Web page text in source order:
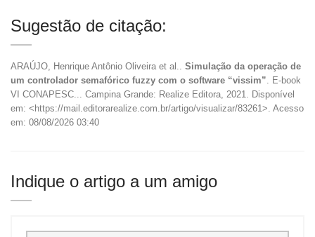
Sugestão de citação:
ARAÚJO, Henrique Antônio Oliveira et al.. Simulação da operação de
um controlador semafórico fuzzy com o software “vissim” . E-book
VI CONAPESC... Campina Grande: Realize Editora, 2021. Disponível
em: <https://mail.editorarealize.com.br/artigo/visualizar/83261>. Acesso
em: 08/08/2026 03:40
Indique o artigo a um amigo